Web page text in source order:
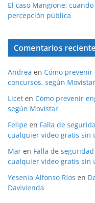
El caso Mangione:
percepción pública
Comentarios
Andrea en Cómo
concursos, según Movistar
Licet en Cómo prevenir
según Movistar
Felipe en Falla de
cualquier video gratis sin
Mar en Falla de
cualquier video gratis sin
Yesenia Alfonso Ríos en
Davivienda